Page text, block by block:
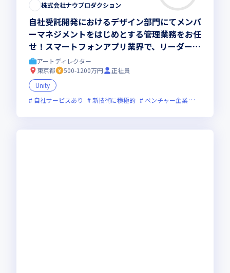
株式会社ナウプロダクション
自社受託開発におけるデザイン部門にてメンバ
ーマネジメントをはじめとする管理業務をお任
せ！スマートフォンアプリ業界で、リーダーと
してのスキルを磨くことができます
アートディレクター
東京都
500-1200万円
正社員
Unity
自社サービスあり
新技術に積極的 ベンチャー企業